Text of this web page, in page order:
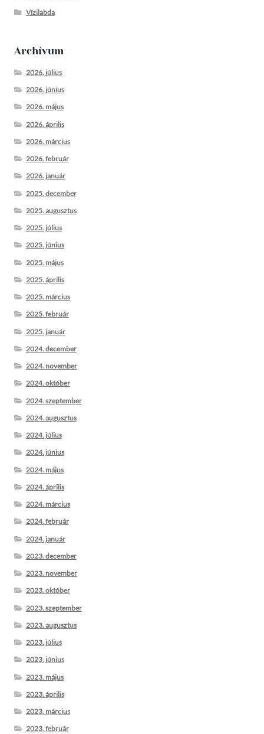
Vízilabda
Archívum
2026. július
2026. június
2026. május
2026. április
2026. március
2026. február
2026. január
2025. december
2025. augusztus
2025. július
2025. június
2025. május
2025. április
2025. március
2025. február
2025. január
2024. december
2024. november
2024. október
2024. szeptember
2024. augusztus
2024. július
2024. június
2024. május
2024. április
2024. március
2024. február
2024. január
2023. december
2023. november
2023. október
2023. szeptember
2023. augusztus
2023. július
2023. június
2023. május
2023. április
2023. március
2023. február